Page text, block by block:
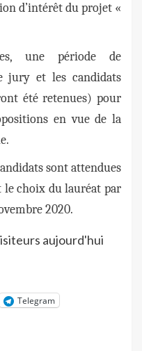
d’intérêt du projet «
une période de
jury et les candidats
été retenues) pour
en vue de la
sont attendues
choix du lauréat par
2020.
aujourd'hui
Telegram